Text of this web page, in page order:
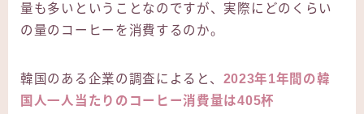
量も多いということなのですが、実際にどのくらい
の量のコーヒーを消費するのか。
韓国のある企業の調査によると、 2023年1年間の韓
国人一人当たりのコーヒー消費量は405杯